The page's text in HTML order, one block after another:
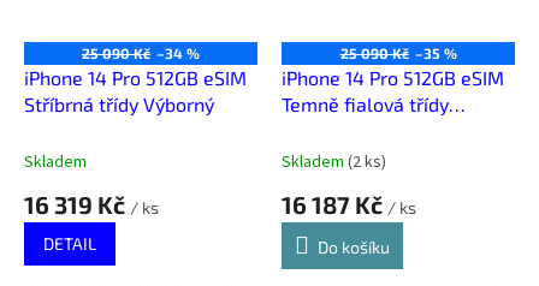
25 090 Kč –34 %
iPhone 14 Pro 512GB eSIM
Stříbrná třídy Výborný
Skladem
16 319 Kč / ks
DETAIL
25 090 Kč –35 %
iPhone 14 Pro 512GB eSIM
Temně fialová třídy
Skladem (2 ks)
16 187 Kč / ks
Do košíku